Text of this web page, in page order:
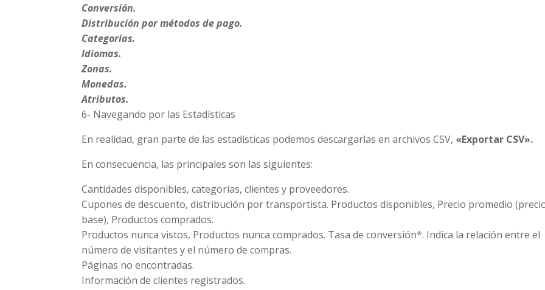
Conversión.
Distribución por métodos de pago.
Categorías.
Idiomas.
Zonas.
Monedas.
Atributos.
6- Navegando por las Estadísticas
En realidad, gran parte de las estadísticas podemos descargarlas en archivos CSV, «Exportar CSV».
En consecuencia, las principales son las siguientes:
Cantidades disponibles, categorías, clientes y proveedores.
Cupones de descuento, distribución por transportista. Productos disponibles, Precio promedio
base), Productos comprados.
Productos nunca vistos, Productos nunca comprados. Tasa de conversión*. Indica la relación entre el
número de visitantes y el número de compras.
Páginas no encontradas.
Información de clientes registrados.